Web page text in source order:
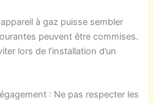
appareil à gaz puisse sembler
peuvent être commises.
lors de l’installation d’un
: Ne pas respecter les